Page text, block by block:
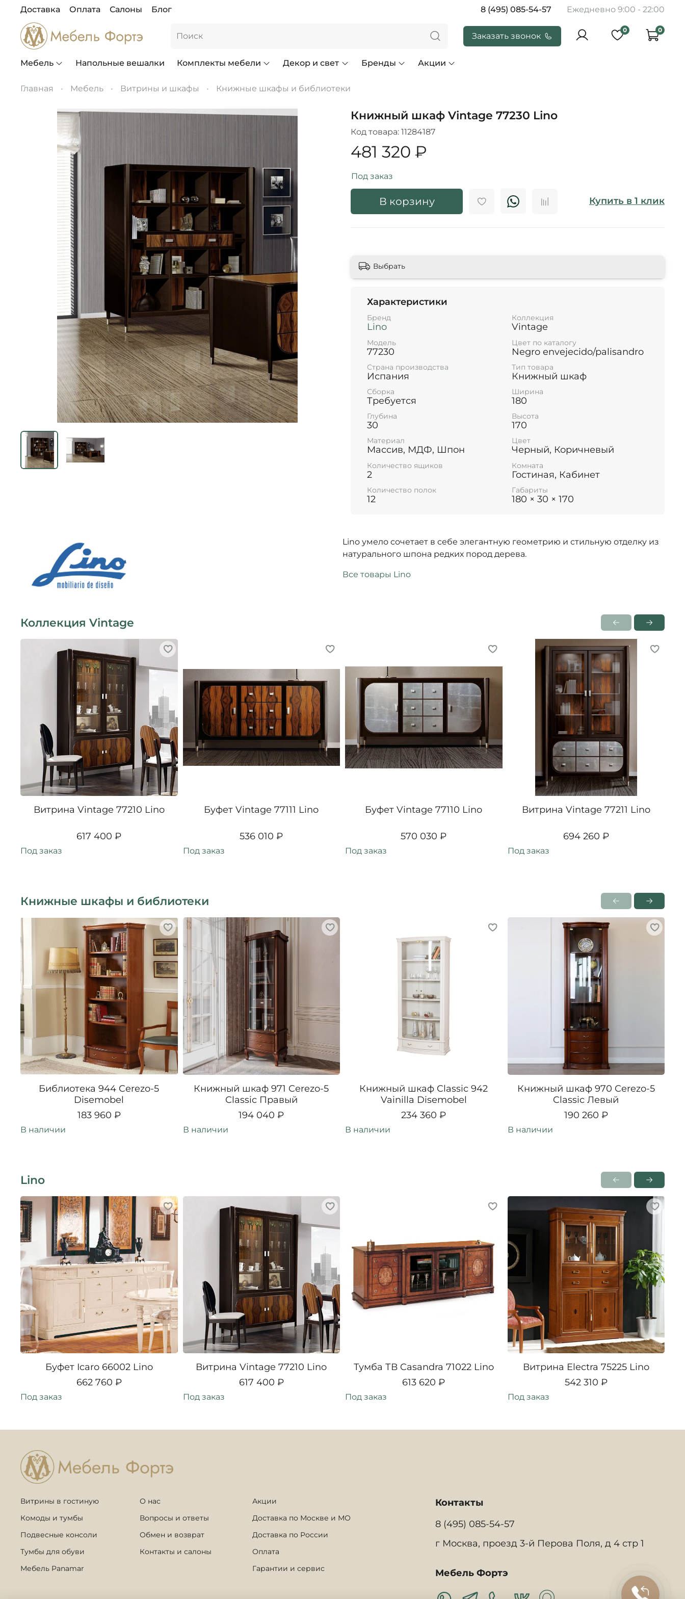
Доставка Оплата Салоны Блог 8 (495) 085-54-57 Ежедневно 9:00 - 22:00
Заказать звонок
0 0
Мебель Напольные вешалки Комплекты мебели Декор и свет Бренды Акции
Главная Мебель Витрины и шкафы Книжные шкафы и библиотеки
Книжный шкаф Vintage 77230 Lino
Код товара: 11284187
481 320 ₽
В корзину Купить в 1 клик
Под заказ
Выбрать
Характеристики
Бренд
Lino
Коллекция
Vintage
Модель
77230
Цвет по каталогу
Negro envejecido/palisandro
Страна производства
Испания
Тип товара
Книжный шкаф
Сборка
Требуется
Ширина
180
Глубина
30
Высота
170
Материал
Массив, МДФ, Шпон
Цвет
Черный, Коричневый
Количество ящиков
2
Комната
Гостиная, Кабинет
Количество полок
12
Габариты
180 × 30 × 170
Lino умело сочетает в себе элегантную геометрию и стильную отделку из
натурального шпона редких пород дерева.
Все товары Lino
Коллекция Vintage
Витрина Vintage 77210 Lino
617 400 ₽
Под заказ
Буфет Vintage 77111 Lino
536 010 ₽
Под заказ
Буфет Vintage 77110 Lino
570 030 ₽
Под заказ
Витрина Vintage 77211 Lino
694 260 ₽
Под заказ
Книжные шкафы и библиотеки
Библиотека 944 Cerezo-5
Disemobel
183 960 ₽
В наличии
Книжный шкаф 971 Cerezo-5
Classic Правый
194 040 ₽
В наличии
Книжный шкаф Classic 942
Vainilla Disemobel
234 360 ₽
В наличии
Книжный шкаф 970 Cerezo-5
Classic Левый
190 260 ₽
В наличии
Lino
Буфет Icaro 66002 Lino
662 760 ₽
Под заказ
Витрина Vintage 77210 Lino
617 400 ₽
Под заказ
Тумба ТВ Casandra 71022 Lino
613 620 ₽
Под заказ
Витрина Electra 75225 Lino
542 310 ₽
Под заказ
Витрины в гостиную
Комоды и тумбы
Подвесные консоли
Тумбы для обуви
Мебель Panamar
О нас
Вопросы и ответы
Обмен и возврат
Контакты и салоны
Акции
Доставка по Москве и МО
Доставка по России
Оплата
Гарантии и сервис
Контакты
8 (495) 085-54-57
г Москва, проезд 3-й Перова Поля, д 4 стр 1
Мебель Фортэ